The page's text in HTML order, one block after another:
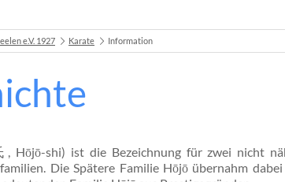
e.V. 1927 Karate Information
Hōjō-shi) ist die Bezeichnung für zwei nicht
Die Spätere Familie Hōjō übernahm